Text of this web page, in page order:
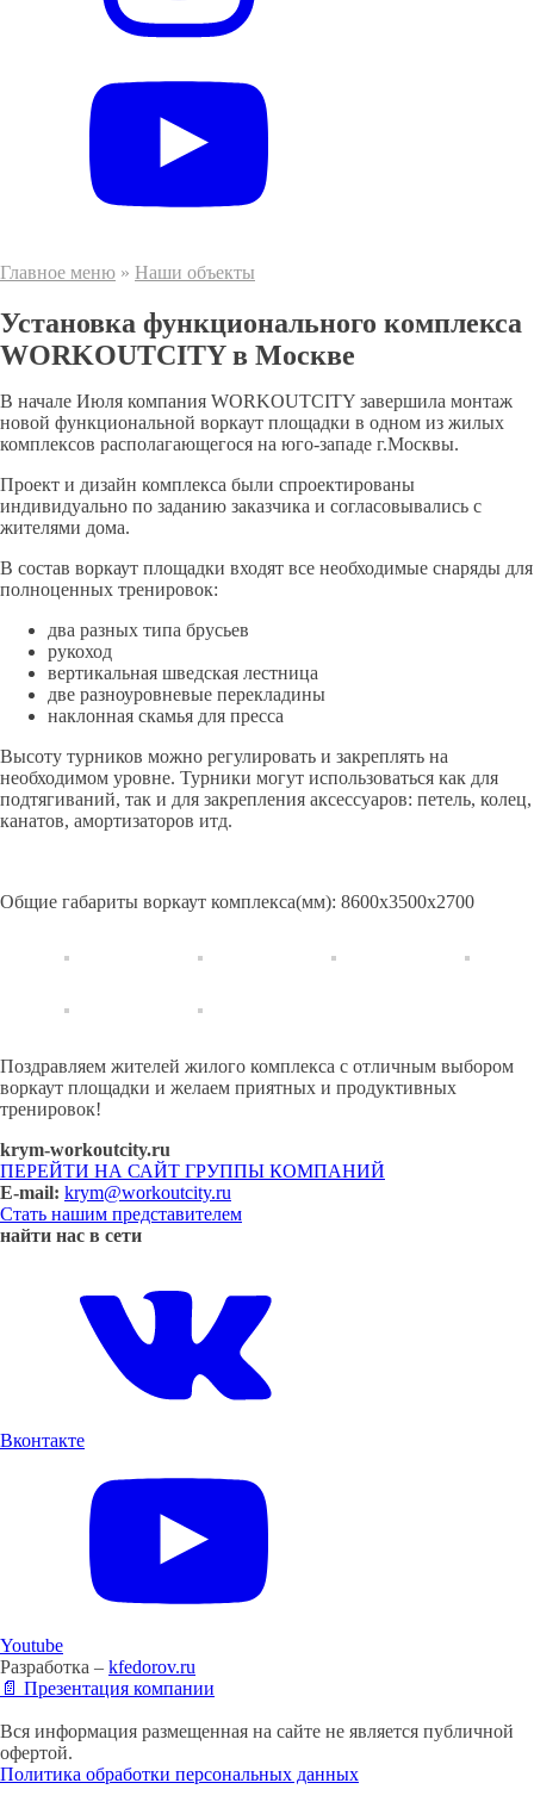
Главное меню » Наши объекты
Установка функционального комплекса
WORKOUTCITY в Москве
В начале Июля компания WORKOUTCITY завершила монтаж
новой функциональной воркаут площадки в одном из жилых
комплексов располагающегося на юго-западе г.Москвы.
Проект и дизайн комплекса были спроектированы
индивидуально по заданию заказчика и согласовывались с
жителями дома.
В состав воркаут площадки входят все необходимые снаряды для
полноценных тренировок:
два разных типа брусьев
рукоход
вертикальная шведская лестница
две разноуровневые перекладины
наклонная скамья для пресса
Высоту турников можно регулировать и закреплять на
необходимом уровне. Турники могут использоваться как для
подтягиваний, так и для закрепления аксессуаров: петель, колец,
канатов, амортизаторов итд.
Общие габариты воркаут комплекса(мм): 8600х3500х2700
Поздравляем жителей жилого комплекса с отличным выбором
воркаут площадки и желаем приятных и продуктивных
тренировок!
krym-workoutcity.ru
ПЕРЕЙТИ НА САЙТ ГРУППЫ КОМПАНИЙ
E-mail: krym@workoutcity.ru
Стать нашим представителем
найти нас в сети
Вконтакте
Youtube
Разработка – kfedorov.ru
📄 Презентация компании
Вся информация размещенная на сайте не является публичной
офертой.
Политика обработки персональных данных